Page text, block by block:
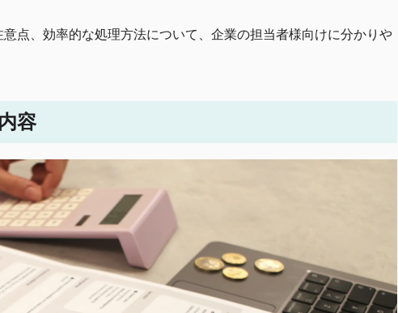
点、効率的な処理方法について、企業の担当者様向けに分かりや
容